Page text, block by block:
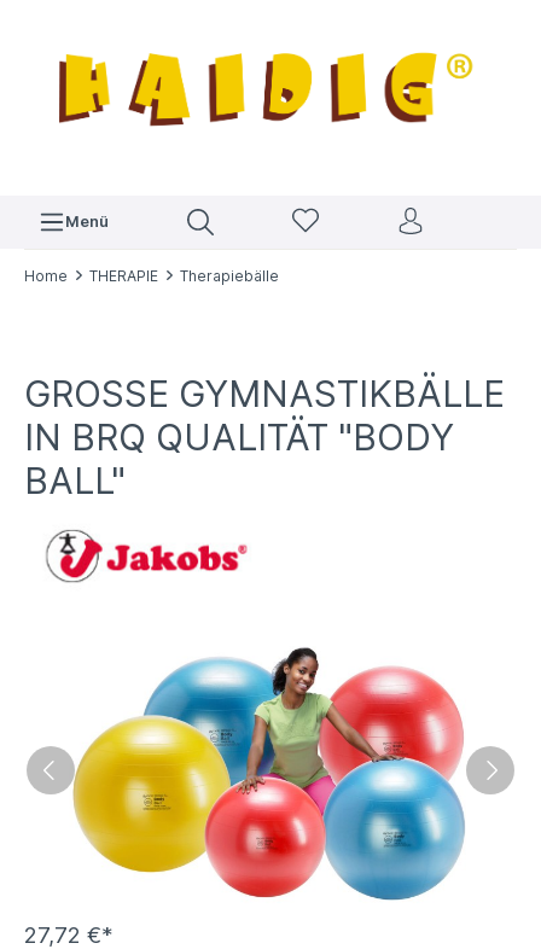
Menü
Home THERAPIE Therapiebälle
GROSSE GYMNASTIKBÄLLE I
N BRQ QUALITÄT "BODY B
ALL"
27,72 €*